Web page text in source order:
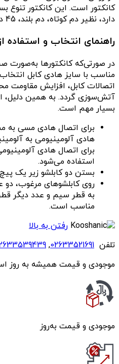
کانکتور است. این کانکتور تنوع
دارد، نظیر دم کوتاه، دم بلند، 45 درجه و 90 درجه
راهنمای انتخاب و استفاده
در صورتی‌که کانکتورها به‌صورت
مناسب با سایز هادی کابل
اتصالات کابل، افزایش مقاومت
آتش‌سوزی گردد. به همین دلیل،
بسیار مهم است.
برای اتصال هادی مسی به
هادی آلومینیومی به
برای اتصال هادی
استفاده می‌شود.
بستن دو کابلشو زیر یک
روی کابلشوهای مرغوب،
به قطر سیم و عدد دیگر
مناسب است.
رفتن به بالا
تلفن 02633521691
,
موجودی و قیمت همیشه به روز
موجودی و قیمت به‌روز